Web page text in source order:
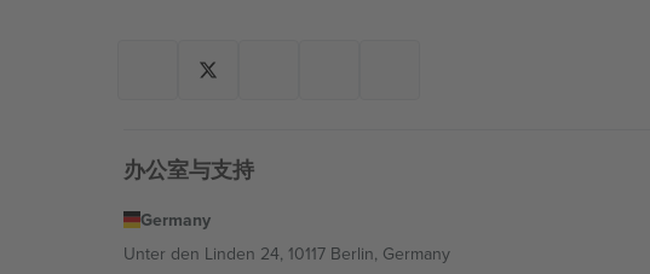
办公室与支持
Germany
Unter den Linden 24, 10117 Berlin, Germany